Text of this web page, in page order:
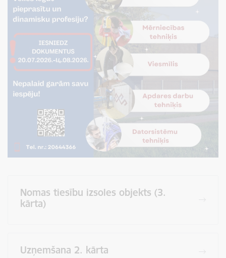
Nomas tiesību izsoles objekts (3.
kārta)
Uzņemšana 2. kārta